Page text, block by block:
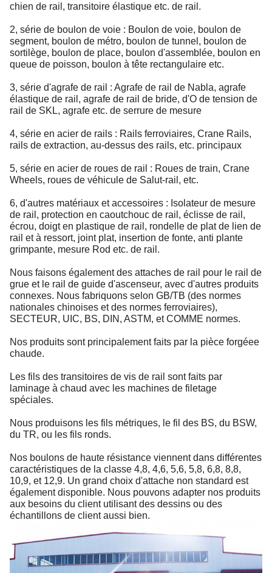
chien de rail, transitoire élastique etc. de rail.
2, série de boulon de voie : Boulon de voie, boulon de
segment, boulon de métro, boulon de tunnel, boulon de
sortilège, boulon de place, boulon d'assemblée, boulon en
queue de poisson, boulon à tête rectangulaire etc.
3, série d'agrafe de rail : Agrafe de rail de Nabla, agrafe
élastique de rail, agrafe de rail de bride, d'O de tension de
rail de SKL, agrafe etc. de serrure de mesure
4, série en acier de rails : Rails ferroviaires, Crane Rails,
rails de extraction, au-dessus des rails, etc. principaux
5, série en acier de roues de rail : Roues de train, Crane
Wheels, roues de véhicule de Salut-rail, etc.
6, d'autres matériaux et accessoires : Isolateur de mesure
de rail, protection en caoutchouc de rail, éclisse de rail,
écrou, doigt en plastique de rail, rondelle de plat de lien de
rail et à ressort, joint plat, insertion de fonte, anti plante
grimpante, mesure Rod etc. de rail.
Nous faisons également des attaches de rail pour le rail de
grue et le rail de guide d'ascenseur, avec d'autres produits
connexes. Nous fabriquons selon GB/TB (des normes
nationales chinoises et des normes ferroviaires),
SECTEUR, UIC, BS, DIN, ASTM, et COMME normes.
Nos produits sont principalement faits par la pièce forgéee
chaude.
Les fils des transitoires de vis de rail sont faits par
laminage à chaud avec les machines de filetage
spéciales.
Nous produisons les fils métriques, le fil des BS, du BSW,
du TR, ou les fils ronds.
Nos boulons de haute résistance viennent dans différentes
caractéristiques de la classe 4,8, 4,6, 5,6, 5,8, 6,8, 8,8,
10,9, et 12,9. Un grand choix d'attache non standard est
également disponible. Nous pouvons adapter nos produits
aux besoins du client utilisant des dessins ou des
échantillons de client aussi bien.